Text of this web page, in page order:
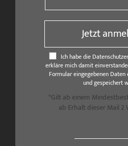
Jetzt
Ich habe die
erkläre mich damit
Formular eingegebenen
und gespeichert
*Gilt ab einem
ab Erhalt dieser Mail